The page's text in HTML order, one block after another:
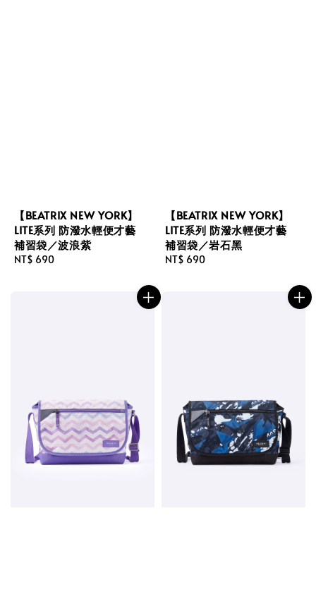
【BEATRIX NEW YORK】
LITE系列 防潑水輕便才藝
補習袋／波浪紫
Regular
NT$ 690
【BEATRIX NEW YORK】
LITE系列 防潑水輕便才藝
補習袋／岩石黑
Regular
NT$ 690